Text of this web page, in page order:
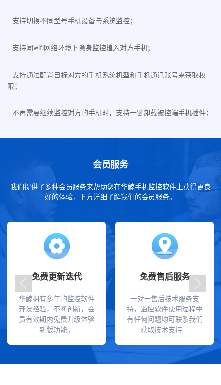
支持切换不同型号手机设备与系统监控；
支持同wifi网络环境下隐身监控植入对方手机；
支持通过配置目标对方的手机系统机型和手机通讯账号来获取权
限；
不再需要继续监控对方的手机时，支持一键卸载被控端手机插件；
会员服务
我们提供了多种会员服务来帮助您在华鲸手机监控软件上获得更良
好的体验，下方详细了解我们的会员服务。
免费更新迭代
华鲸拥有多年的监控软件
开发经验，不断创新，会
员有效期内免费升级体验
新版功能。
免费售后服务
一对一售后技术服务支
持，监控软件使用过程中
有任何问题均可联系我们
获取技术支持。